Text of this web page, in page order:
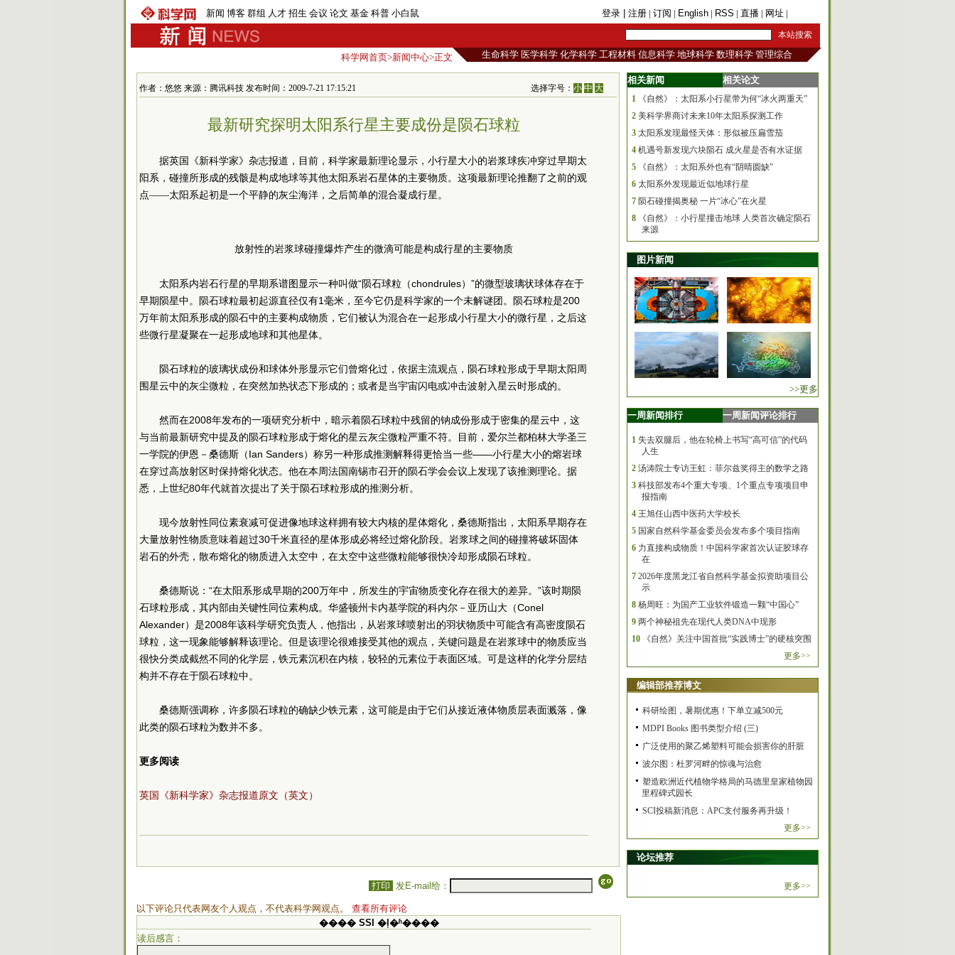
新闻 博客 群组 人才 招生 会议 论文 基金 科普 小白鼠 登录 | 注册 | 订阅 | English | RSS | 直播 | 网址 |
科学网首页>新闻中心>正文 生命科学 医学科学 化学科学 工程材料 信息科学 地球科学 数理科学 管理综合
作者：悠悠 来源：腾讯科技 发布时间：2009-7-21 17:15:21 选择字号：小 中 大
最新研究探明太阳系行星主要成份是陨石球粒
据英国《新科学家》杂志报道，目前，科学家最新理论显示，小行星大小的岩浆球疾冲穿过早期太
阳系，碰撞所形成的残骸是构成地球等其他太阳系岩石星体的主要物质。这项最新理论推翻了之前的观
点——太阳系起初是一个平静的灰尘海洋，之后简单的混合凝成行星。
放射性的岩浆球碰撞爆炸产生的微滴可能是构成行星的主要物质
太阳系内岩石行星的早期系谱图显示一种叫做“陨石球粒（chondrules）”的微型玻璃状球体存在于
早期陨星中。陨石球粒最初起源直径仅有1毫米，至今它仍是科学家的一个未解谜团。陨石球粒是200
万年前太阳系形成的陨石中的主要构成物质，它们被认为混合在一起形成小行星大小的微行星，之后这
些微行星凝聚在一起形成地球和其他星体。
陨石球粒的玻璃状成份和球体外形显示它们曾熔化过，依据主流观点，陨石球粒形成于早期太阳周
围星云中的灰尘微粒，在突然加热状态下形成的；或者是当宇宙闪电或冲击波射入星云时形成的。
然而在2008年发布的一项研究分析中，暗示着陨石球粒中残留的钠成份形成于密集的星云中，这
与当前最新研究中提及的陨石球粒形成于熔化的星云灰尘微粒严重不符。目前，爱尔兰都柏林大学圣三
一学院的伊恩－桑德斯（Ian Sanders）称另一种形成推测解释得更恰当一些——小行星大小的熔岩球
在穿过高放射区时保持熔化状态。他在本周法国南锡市召开的陨石学会会议上发现了该推测理论。据
悉，上世纪80年代就首次提出了关于陨石球粒形成的推测分析。
现今放射性同位素衰减可促进像地球这样拥有较大内核的星体熔化，桑德斯指出，太阳系早期存在
大量放射性物质意味着超过30千米直径的星体形成必将经过熔化阶段。岩浆球之间的碰撞将破坏固体
岩石的外壳，散布熔化的物质进入太空中，在太空中这些微粒能够很快冷却形成陨石球粒。
桑德斯说：“在太阳系形成早期的200万年中，所发生的宇宙物质变化存在很大的差异。”该时期陨
石球粒形成，其内部由关键性同位素构成。华盛顿州卡内基学院的科内尔－亚历山大（Conel
Alexander）是2008年该科学研究负责人，他指出，从岩浆球喷射出的羽状物质中可能含有高密度陨石
球粒，这一现象能够解释该理论。但是该理论很难接受其他的观点，关键问题是在岩浆球中的物质应当
很快分类成截然不同的化学层，铁元素沉积在内核，较轻的元素位于表面区域。可是这样的化学分层结
构并不存在于陨石球粒中。
桑德斯强调称，许多陨石球粒的确缺少铁元素，这可能是由于它们从接近液体物质层表面溅落，像
此类的陨石球粒为数并不多。
更多阅读
英国《新科学家》杂志报道原文（英文）
打印 发E-mail给：
以下评论只代表网友个人观点，不代表科学网观点。 查看所有评论
���� SSI �ļ�ʱ����
读后感言：
相关新闻 相关论文
1
《自然》：太阳系小行星带为何“冰火两重天”
2 美科学界商讨未来10年太阳系探测工作
3 太阳系发现最怪天体：形似被压扁雪茄
4 机遇号新发现六块陨石 成火星是否有水证据
5
《自然》：太阳系外也有“阴晴圆缺”
6 太阳系外发现最近似地球行星
7 陨石碰撞揭奥秘 一片“冰心”在火星
8
《自然》：小行星撞击地球 人类首次确定陨石
来源
图片新闻
>>更多
一周新闻排行 一周新闻评论排行
1 失去双腿后，他在轮椅上书写“高可信”的代码
人生
2 汤涛院士专访王虹：菲尔兹奖得主的数学之路
3 科技部发布4个重大专项、1个重点专项项目申
报指南
4 王旭任山西中医药大学校长
5 国家自然科学基金委员会发布多个项目指南
6 力直接构成物质！中国科学家首次认证胶球存
在
7 2026年度黑龙江省自然科学基金拟资助项目公
示
8 杨周旺：为国产工业软件锻造一颗“中国心”
9 两个神秘祖先在现代人类DNA中现形
10
《自然》关注中国首批“实践博士”的硬核突围
更多>>
编辑部推荐博文
科研绘图，暑期优惠！下单立减500元
MDPI Books 图书类型介绍 (三)
广泛使用的聚乙烯塑料可能会损害你的肝脏
波尔图：杜罗河畔的惊魂与治愈
塑造欧洲近代植物学格局的马德里皇家植物园
里程碑式园长
SCI投稿新消息：APC支付服务再升级！
更多>>
论坛推荐
更多>>